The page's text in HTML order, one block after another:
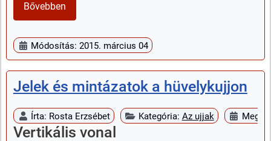
Bővebben
Módosítás: 2015. március 04
Jelek és mintázatok a hüvelykujjon
Írta: Rosta Erzsébet Kategória: Az ujjak
Vertikális vonal